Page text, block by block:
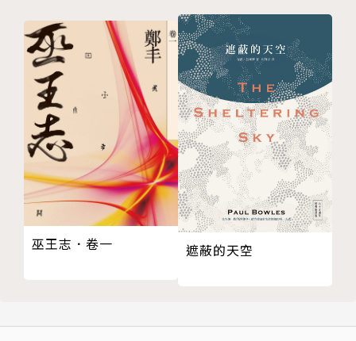
最初的異域
城市棲地
空氣生香
澄淨香茅草
春草
街道行移
里巷庭園
失落的傳統染
雀榕
欒樹花開
木棉
巫王志．卷一 遮蔽的天空